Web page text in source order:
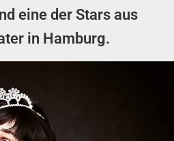
eine der Stars aus
in Hamburg.